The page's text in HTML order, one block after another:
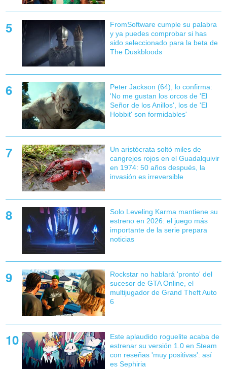
FromSoftware cumple su palabra
y ya puedes comprobar si has
sido seleccionado para la beta de
The Duskbloods
Peter Jackson (64), lo confirma:
'No me gustan los orcos de 'El
Señor de los Anillos', los de 'El
Hobbit' son formidables'
Un aristócrata soltó miles de
cangrejos rojos en el Guadalquivir
en 1974: 50 años después, la
invasión es irreversible
Solo Leveling Karma mantiene su
estreno en 2026: el juego más
importante de la serie prepara
noticias
Rockstar no hablará 'pronto' del
sucesor de GTA Online, el
multijugador de Grand Theft Auto
6
Este aplaudido roguelite acaba de
estrenar su versión 1.0 en Steam
con reseñas 'muy positivas': así
es Sephiria